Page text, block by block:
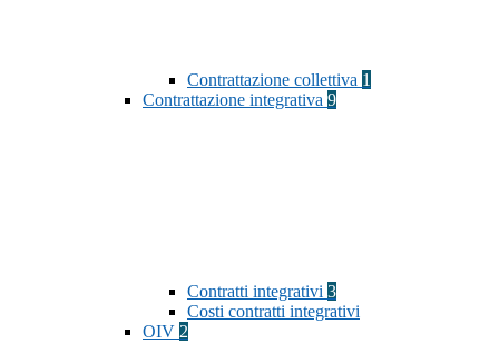
Contrattazione collettiva 1
Contrattazione integrativa 9
Contratti integrativi 3
Costi contratti integrativi
OIV 2